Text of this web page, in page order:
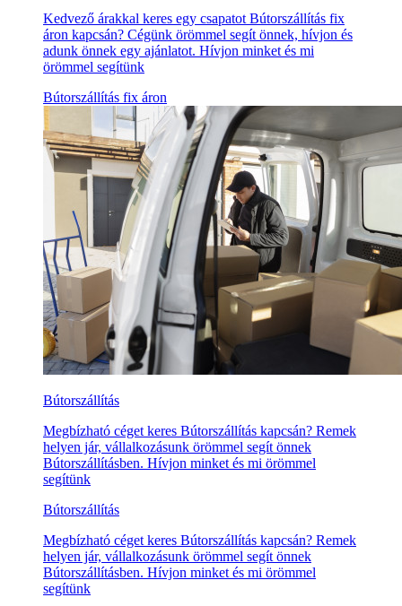
Kedvező árakkal keres egy csapatot Bútorszállítás fix
áron kapcsán? Cégünk örömmel segít önnek, hívjon és
adunk önnek egy ajánlatot. Hívjon minket és mi
örömmel segítünk
Bútorszállítás fix áron
Bútorszállítás
Megbízható céget keres Bútorszállítás kapcsán? Remek
helyen jár, vállalkozásunk örömmel segít önnek
Bútorszállításben. Hívjon minket és mi örömmel
segítünk
Bútorszállítás
Megbízható céget keres Bútorszállítás kapcsán? Remek
helyen jár, vállalkozásunk örömmel segít önnek
Bútorszállításben. Hívjon minket és mi örömmel
segítünk